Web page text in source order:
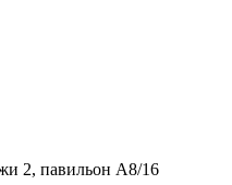
2, павильон А8/16